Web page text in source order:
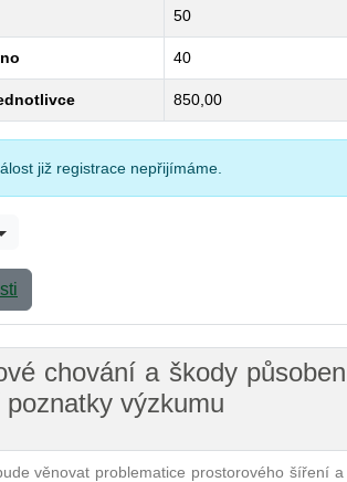
50
40
850,00
již registrace nepřijímáme.
chování a škody
výzkumu
věnovat problematice prostorového šíření